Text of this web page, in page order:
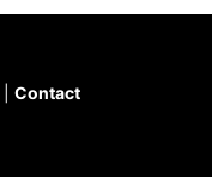
Contact